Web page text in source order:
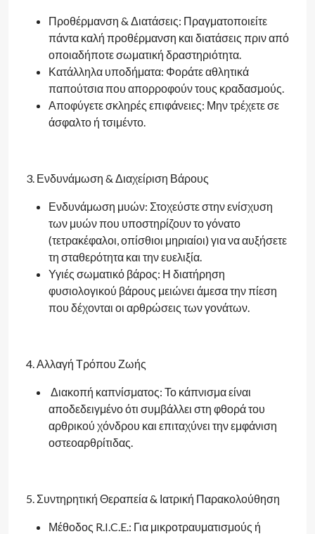
Προθέρμανση & Διατάσεις: Πραγματοποιείτε
πάντα καλή προθέρμανση και διατάσεις πριν από
οποιαδήποτε σωματική δραστηριότητα.
Κατάλληλα υποδήματα: Φοράτε αθλητικά
παπούτσια που απορροφούν τους κραδασμούς.
Αποφύγετε σκληρές επιφάνειες: Μην τρέχετε σε
άσφαλτο ή τσιμέντο.
3. Ενδυνάμωση & Διαχείριση Βάρους
Ενδυνάμωση μυών: Στοχεύστε στην ενίσχυση
των μυών που υποστηρίζουν το γόνατο
(τετρακέφαλοι, οπίσθιοι μηριαίοι) για να αυξήσετε
τη σταθερότητα και την ευελιξία.
Υγιές σωματικό βάρος: Η διατήρηση
φυσιολογικού βάρους μειώνει άμεσα την πίεση
που δέχονται οι αρθρώσεις των γονάτων.
4. Αλλαγή Τρόπου Ζωής
Διακοπή καπνίσματος: Το κάπνισμα είναι
αποδεδειγμένο ότι συμβάλλει στη φθορά του
αρθρικού χόνδρου και επιταχύνει την εμφάνιση
οστεοαρθρίτιδας.
5. Συντηρητική Θεραπεία & Ιατρική Παρακολούθηση
Μέθοδος R.I.C.E.: Για μικροτραυματισμούς ή